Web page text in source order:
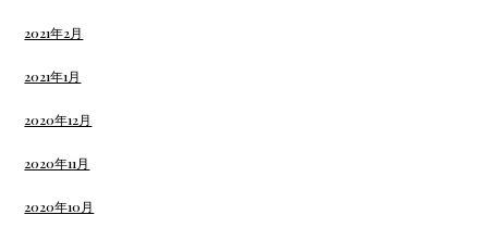
2021年2月
2021年1月
2020年12月
2020年11月
2020年10月